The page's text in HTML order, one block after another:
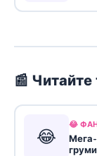
📰
😂
😂